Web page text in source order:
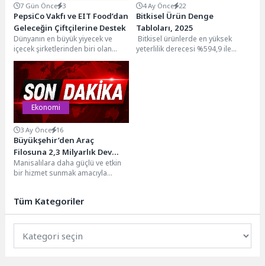
7 Gün Önce 3
PepsiCo Vakfı ve EIT Food’dan
Geleceğin Çiftçilerine Destek
Dünyanın en büyük yiyecek ve
içecek şirketlerinden biri olan
PepsiCo, sürdürülebilir tarımı
destekleyen ve tarımın...
4 Ay Önce 22
Bitkisel Ürün Denge
Tabloları, 2025
Bitkisel ürünlerde en yüksek
yeterlilik derecesi %594,9 ile
Ekonomi
3 Ay Önce 16
Büyükşehir’den Araç
Filosuna 2,3 Milyarlık Dev
Yatırım
Manisalılara daha güçlü ve etkin
bir hizmet sunmak amacıyla
Tüm Kategoriler